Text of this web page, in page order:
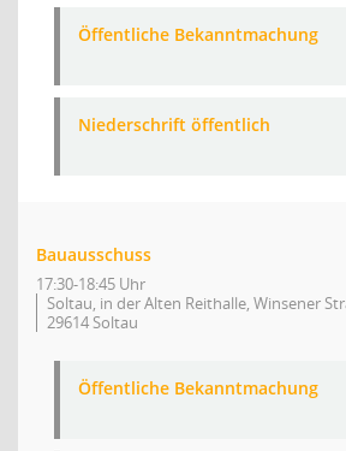
Öffentliche Bekanntmachung
Niederschrift öffentlich
Bauausschuss
17:30-18:45 Uhr
Soltau, in der Alten Reithalle, Winsener
29614 Soltau
Öffentliche Bekanntmachung